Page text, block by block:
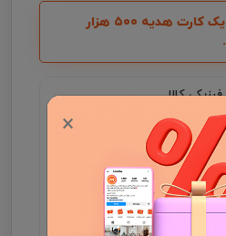
*با خرید بالای 5 میلیون یک کارت هدیه ۵۰۰ هزار
کالا
ثبت سفارش میتوانید با شماره
7 روز کاری و در غیر این صورت ۲5 الی 35 روز کاری
×